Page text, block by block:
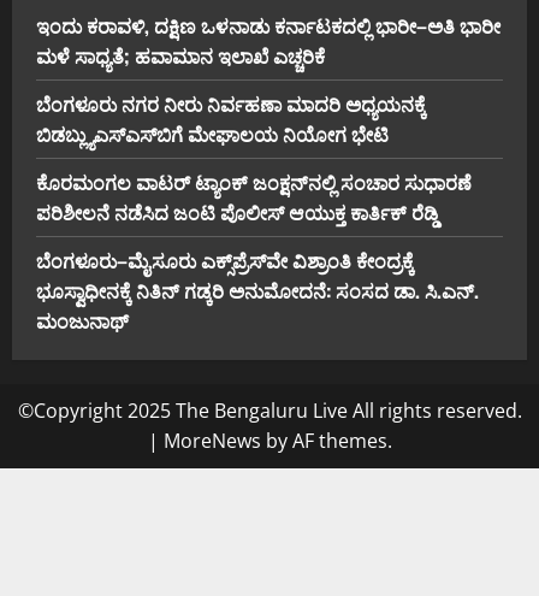
ಇಂದು ಕರಾವಳಿ, ದಕ್ಷಿಣ ಒಳನಾಡು ಕರ್ನಾಟಕದಲ್ಲಿ ಭಾರೀ–ಅತಿ ಭಾರೀ
ಮಳೆ ಸಾಧ್ಯತೆ; ಹವಾಮಾನ ಇಲಾಖೆ ಎಚ್ಚರಿಕೆ
ಬೆಂಗಳೂರು ನಗರ ನೀರು ನಿರ್ವಹಣಾ ಮಾದರಿ ಅಧ್ಯಯನಕ್ಕೆ
ಬಿ‌ಡಬ್ಲ್ಯು‌ಎಸ್‌ಎಸ್‌ಬಿಗೆ ಮೇಘಾಲಯ ನಿಯೋಗ ಭೇಟಿ
ಕೊರಮಂಗಲ ವಾಟರ್ ಟ್ಯಾಂಕ್ ಜಂಕ್ಷನ್‌ನಲ್ಲಿ ಸಂಚಾರ ಸುಧಾರಣೆ
ಪರಿಶೀಲನೆ ನಡೆಸಿದ ಜಂಟಿ ಪೊಲೀಸ್ ಆಯುಕ್ತ ಕಾರ್ತಿಕ್ ರೆಡ್ಡಿ
ಬೆಂಗಳೂರು–ಮೈಸೂರು ಎಕ್ಸ್‌ಪ್ರೆಸ್‌ವೇ ವಿಶ್ರಾಂತಿ ಕೇಂದ್ರಕ್ಕೆ
ಭೂಸ್ವಾಧೀನಕ್ಕೆ ನಿತಿನ್ ಗಡ್ಕರಿ ಅನುಮೋದನೆ: ಸಂಸದ ಡಾ. ಸಿ.ಎನ್.
ಮಂಜುನಾಥ್
©Copyright 2025 The Bengaluru Live All rights reserved.
| MoreNews by AF themes.